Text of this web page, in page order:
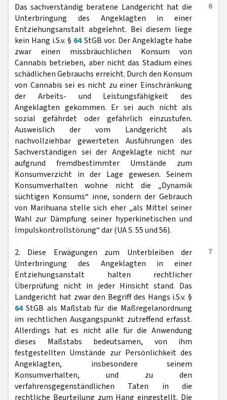
6
Das sachverständig beratene Landgericht hat die
Unterbringung des Angeklagten in einer
Entziehungsanstalt abgelehnt. Bei diesem liege
kein Hang i.S.v. § 64StGB vor. Der Angeklagte habe
zwar einen missbräuchlichen Konsum von
Cannabis betrieben, aber nicht das Stadium eines
schädlichen Gebrauchs erreicht. Durch den Konsum
von Cannabis sei es nicht zu einer Einschränkung
der Arbeits- und Leistungsfähigkeit des
Angeklagten gekommen. Er sei auch nicht als
sozial gefährdet oder gefährlich einzustufen.
Ausweislich der vom Landgericht als
nachvollziehbar gewerteten Ausführungen des
Sachverständigen sei der Angeklagte nicht nur
aufgrund fremdbestimmter Umstände zum
Konsumverzicht in der Lage gewesen. Seinem
Konsumverhalten wohne nicht die „Dynamik
süchtigen Konsums“ inne, sondern der Gebrauch
von Marihuana stelle sich eher „als Mittel seiner
Wahl zur Dämpfung seiner hyperkinetischen und
Impulskontrollstörung“ dar (UA S. 55 und 56).
7
2. Diese Erwägungen zum Unterbleiben der
Unterbringung des Angeklagten in einer
Entziehungsanstalt halten rechtlicher
Überprüfung nicht in jeder Hinsicht stand. Das
Landgericht hat zwar den Begriff des Hangs i.S.v. §
64StGB als Maßstab für die Maßregelanordnung
im rechtlichen Ausgangspunkt zutreffend erfasst.
Allerdings hat es nicht alle für die Anwendung
dieses Maßstabs bedeutsamen, von ihm
festgestellten Umstände zur Persönlichkeit des
Angeklagten, insbesondere seinem
Konsumverhalten, und zu den
verfahrensgegenständlichen Taten in die
rechtliche Beurteilung zum Hang eingestellt. Die